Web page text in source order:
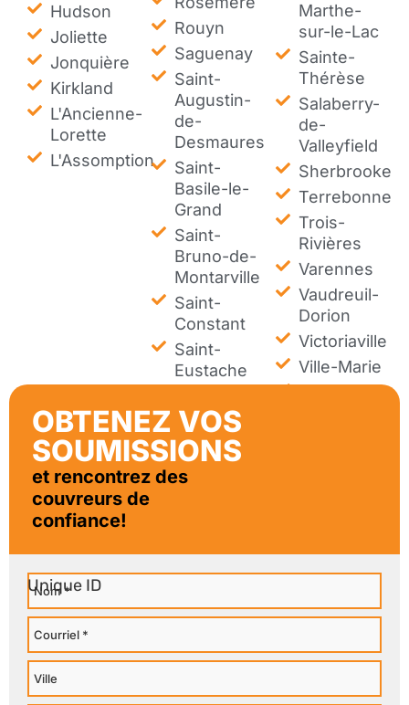
Hudson
Joliette
Jonquière
Kirkland
L'Ancienne-
Lorette
L'Assomption
Rouyn
Saguenay
Saint-
Augustin-
de-
Desmaures
Saint-
Basile-le-
Grand
Saint-
Bruno-de-
Montarville
Saint-
Constant
Saint-
Eustache
Marthe-
sur-le-Lac
Sainte-
Thérèse
Salaberry-
de-
Valleyfield
Sherbrooke
Terrebonne
Trois-
Rivières
Varennes
Vaudreuil-
Dorion
Victoriaville
Ville-Marie
Westmount
OBTENEZ VOS
SOUMISSIONS
et rencontrez des
couvreurs de
confiance!
Nom
Courriel
Ville